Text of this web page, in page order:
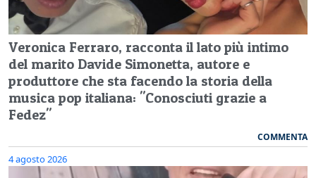
Veronica Ferraro, racconta il lato più intimo
del marito Davide Simonetta, autore e
produttore che sta facendo la storia della
musica pop italiana: "Conosciuti grazie a
Fedez"
COMMENTA
4 agosto 2026